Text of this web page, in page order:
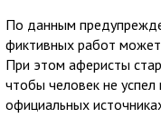
По данным
фиктивных работ
При этом аферисты
чтобы человек не
официальных